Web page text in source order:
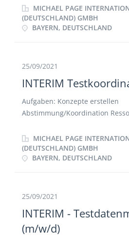
Moderation Koordination des
Termine Agiles Teamcoaching
MICHAEL PAGE
(DEUTSCHLAND) GMBH
BAYERN, DEUTSCHLAND
25/09/2021
INTERIM
Aufgaben: Konzepte erstellen
Abstimmung/Koordination
Testen Testing mit: Selenium
MICHAEL PAGE
(DEUTSCHLAND) GMBH
BAYERN, DEUTSCHLAND
25/09/2021
INTERIM -
(m/w/d)